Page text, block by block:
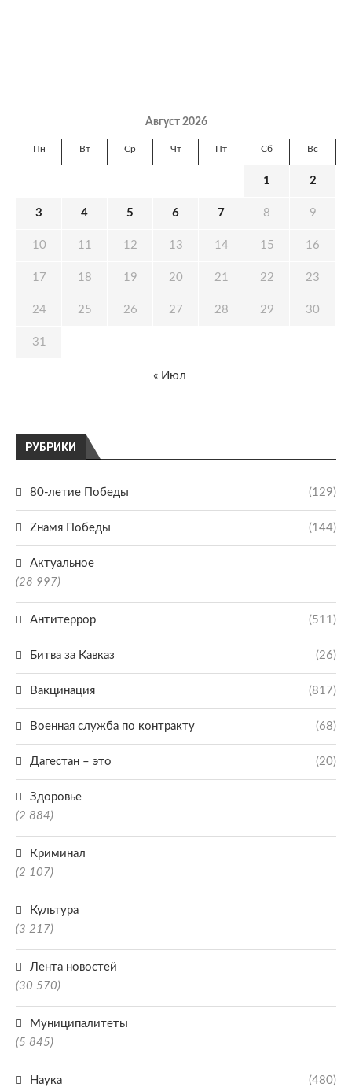
РУБРИКИ
80-летие Победы (129)
Zнамя Победы (144)
Актуальное
(28 997)
Антитеррор (511)
Битва за Кавказ (26)
Вакцинация (817)
Военная служба по контракту (68)
Дагестан – это (20)
Здоровье
(2 884)
Криминал
(2 107)
Культура
(3 217)
Лента новостей
(30 570)
Муниципалитеты
(5 845)
Наука (480)
Август 2026
Пн Вт Ср Чт Пт Сб Вс
1 2
3 4 5 6 7 8 9
10 11 12 13 14 15 16
17 18 19 20 21 22 23
24 25 26 27 28 29 30
31
« Июл